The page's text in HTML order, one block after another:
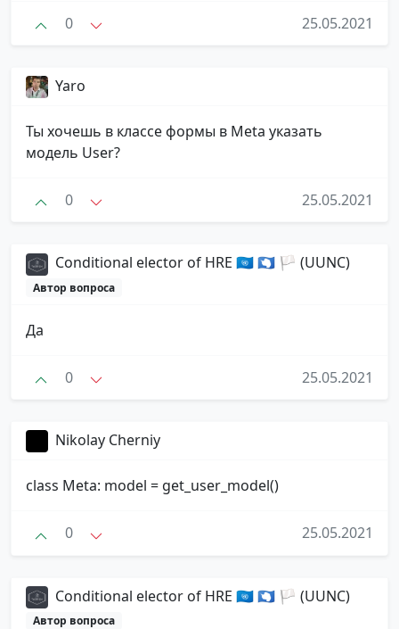
0 25.05.2021
Yaro
Ты хочешь в классе формы в Meta указать
модель User?
0 25.05.2021
Conditional elector of HRE 🇺🇳 🇦🇶 🏳 (UUNC)
Автор вопроса
Да
0 25.05.2021
Nikolay Cherniy
class Meta: model = get_user_model()
0 25.05.2021
Conditional elector of HRE 🇺🇳 🇦🇶 🏳 (UUNC)
Автор вопроса